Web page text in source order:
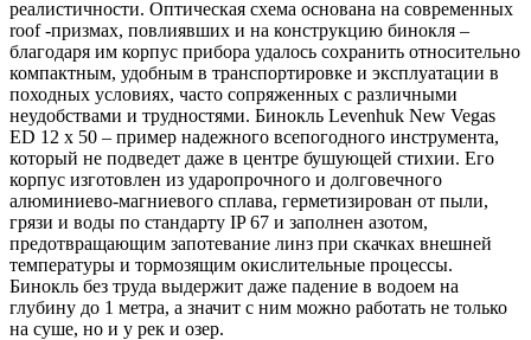
реалистичности. Оптическая схема основана на современных
roof -призмах, повлиявших и на конструкцию бинокля –
благодаря им корпус прибора удалось сохранить относительно
компактным, удобным в транспортировке и эксплуатации в
походных условиях, часто сопряженных с различными
неудобствами и трудностями. Бинокль Levenhuk New Vegas
ED 12 x 50 – пример надежного всепогодного инструмента,
который не подведет даже в центре бушующей стихии. Его
корпус изготовлен из ударопрочного и долговечного
алюминиево-магниевого сплава, герметизирован от пыли,
грязи и воды по стандарту IP 67 и заполнен азотом,
предотвращающим запотевание линз при скачках внешней
температуры и тормозящим окислительные процессы.
Бинокль без труда выдержит даже падение в водоем на
глубину до 1 метра, а значит с ним можно работать не только
на суше, но и у рек и озер.